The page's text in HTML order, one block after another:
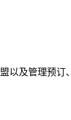
及管理预